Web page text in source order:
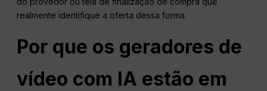
realmente identifique a oferta dessa forma.
Por que os geradores de
vídeo com IA estão em